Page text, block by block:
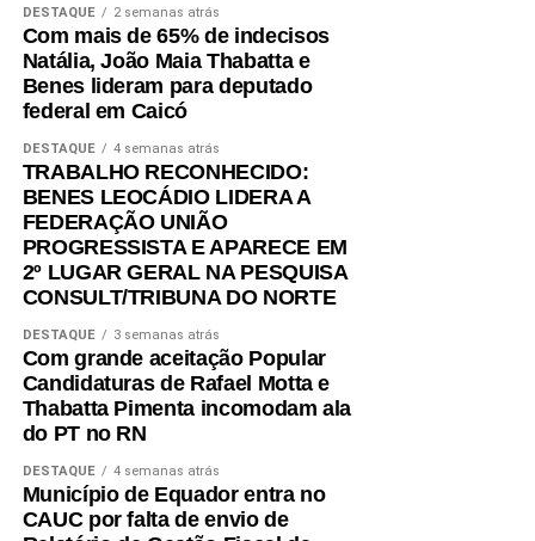
DESTAQUE 2 semanas atrás
Com mais de 65% de indecisos
Natália, João Maia Thabatta e
Benes lideram para deputado
federal em Caicó
DESTAQUE 4 semanas atrás
TRABALHO RECONHECIDO:
BENES LEOCÁDIO LIDERA A
FEDERAÇÃO UNIÃO
PROGRESSISTA E APARECE EM
2º LUGAR GERAL NA PESQUISA
CONSULT/TRIBUNA DO NORTE
DESTAQUE 3 semanas atrás
Com grande aceitação Popular
Candidaturas de Rafael Motta e
Thabatta Pimenta incomodam ala
do PT no RN
DESTAQUE 4 semanas atrás
Município de Equador entra no
CAUC por falta de envio de